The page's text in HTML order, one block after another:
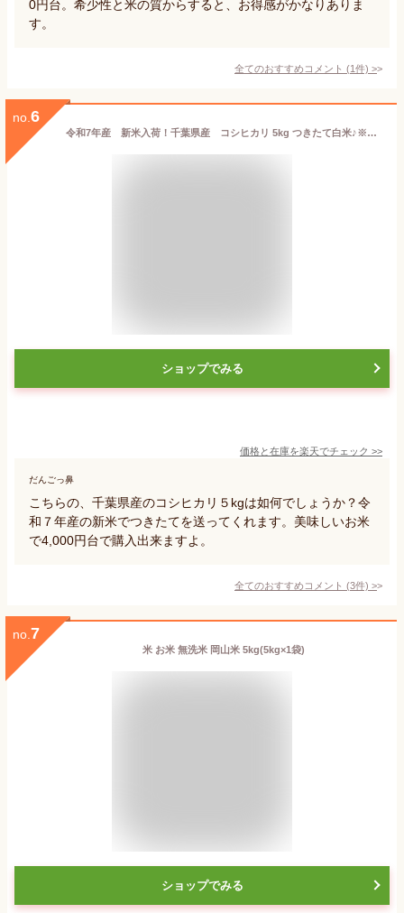
0円台。希少性と米の質からすると、お得感がかなりありま
す。
全てのおすすめコメント (1件) >
no. 6
令和7年産 新米入荷！千葉県産 コシヒカリ 5kg つきたて白米♪※本州・四国 送料無料※
ショップでみる
価格と在庫を楽天でチェック >>
だんごっ鼻
こちらの、千葉県産のコシヒカリ５kgは如何でしょうか？令
和７年産の新米でつきたてを送ってくれます。美味しいお米
で4,000円台で購入出来ますよ。
全てのおすすめコメント (3件) >
no. 7
米 お米 無洗米 岡山米 5kg(5kg×1袋)
ショップでみる